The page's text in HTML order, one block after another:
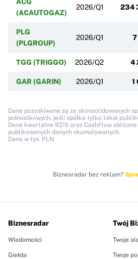
(ACAUTOGAZ)
2026/Q1 234
PLG
(PLGROUP)
2026/Q1 7
TGG (TRIGGO) 2026/Q2 4
GAR (GARIN) 2026/Q1 1
Dane pozyskiwane są ze skonsolidowanych
jednostkowych, jeśli spółka tylko takie
Dane kwartalne RZiS oraz CashFlow
publikowanych danych skumulowanych.
Dane w tys. PLN
Biznesradar bez reklam?
Biznesradar
Wiadomości
Giełda
Twój
Twoje
Twoje